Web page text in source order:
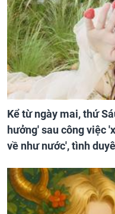
Kể từ ngày mai, thứ
hưởng' sau công việc
về như nước', tình